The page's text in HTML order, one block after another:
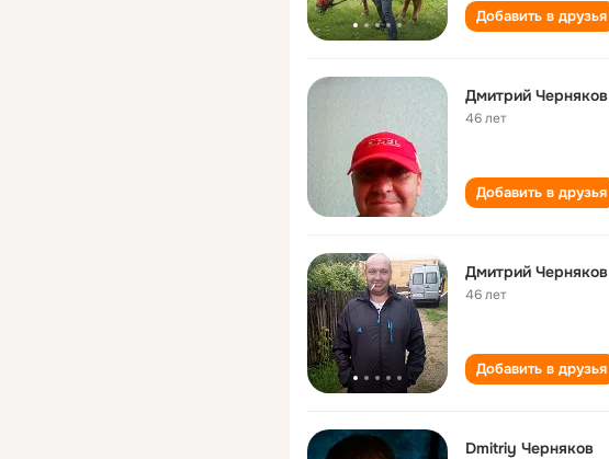
Добавить в друзья
Дмитрий Черняков
46 лет
Добавить в друзья
Дмитрий Черняков
46 лет
Добавить в друзья
Dmitriy Черняков